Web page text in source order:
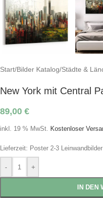
Start/Bilder Katalog/Städte &
New York mit Central
89,00 €
inkl. 19 % MwSt. Kostenloser
Lieferzeit: Poster 2-3
- +
IN DEN